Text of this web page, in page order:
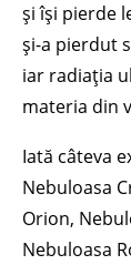
și își pierde
și-a pierdut
iar radiația
materia din
Iată câteva
Nebuloasa
Orion,
Nebuloasa